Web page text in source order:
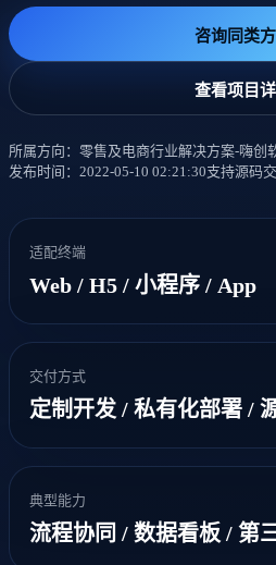
咨询同类
查看项目
所属方向：零售及电商行业解决方案-嗨创
发布时间：2022-05-10 02:21:30支持源码
适配终端
Web / H5 / 小程序 / App
交付方式
定制开发 / 私有化部署 /
典型能力
流程协同 / 数据看板 / 第